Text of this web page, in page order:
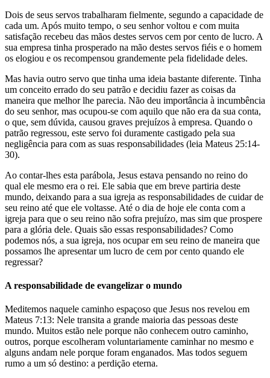
Dois de seus servos trabalharam fielmente, segundo a capacidade de
cada um. Após muito tempo, o seu senhor voltou e com muita
satisfação recebeu das mãos destes servos cem por cento de lucro. A
sua empresa tinha prosperado na mão destes servos fiéis e o homem
os elogiou e os recompensou grandemente pela fidelidade deles.
Mas havia outro servo que tinha uma ideia bastante diferente. Tinha
um conceito errado do seu patrão e decidiu fazer as coisas da
maneira que melhor lhe parecia. Não deu importância à incumbência
do seu senhor, mas ocupou-se com aquilo que não era da sua conta,
o que, sem dúvida, causou graves prejuízos à empresa. Quando o
patrão regressou, este servo foi duramente castigado pela sua
negligência para com as suas responsabilidades (leia Mateus 25:14-
30).
Ao contar-lhes esta parábola, Jesus estava pensando no reino do
qual ele mesmo era o rei. Ele sabia que em breve partiria deste
mundo, deixando para a sua igreja as responsabilidades de cuidar de
seu reino até que ele voltasse. Até o dia de hoje ele conta com a
igreja para que o seu reino não sofra prejuízo, mas sim que prospere
para a glória dele. Quais são essas responsabilidades? Como
podemos nós, a sua igreja, nos ocupar em seu reino de maneira que
possamos lhe apresentar um lucro de cem por cento quando ele
regressar?
A responsabilidade de evangelizar o mundo
Meditemos naquele caminho espaçoso que Jesus nos revelou em
Mateus 7:13: Nele transita a grande maioria das pessoas deste
mundo. Muitos estão nele porque não conhecem outro caminho,
outros, porque escolheram voluntariamente caminhar no mesmo e
alguns andam nele porque foram enganados. Mas todos seguem
rumo a um só destino: a perdição eterna.